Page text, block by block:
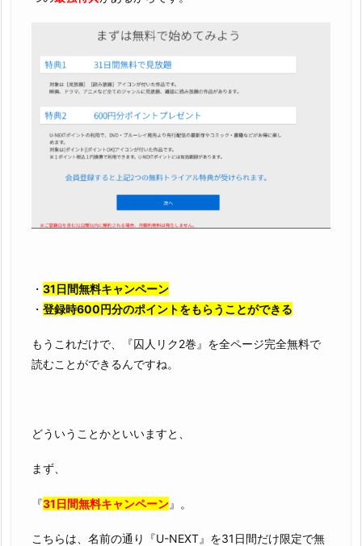
・ 31日間無料キャンペーン
・ 登録時600円分のポイントをもらうことができる
もうこれだけで、『囚人リク2巻』を全ページ完全無料で
読むことができるんですね。
どういうことかといいますと、
まず、
『31日間無料キャンペーン』。
こちらは、名前の通り『U-NEXT』を31日間だけ限定で無